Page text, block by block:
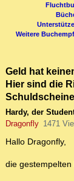
Weitere
Geld hat
Hier sind die
Schuldscheine
Hardy, der
Dragonfly 1471
Hallo Dragonfly,
die